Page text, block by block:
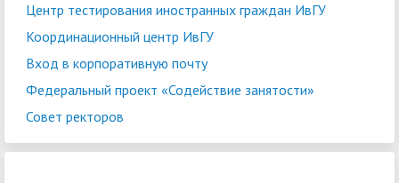
Центр тестирования иностранных граждан ИвГУ
Координационный центр ИвГУ
Вход в корпоративную почту
Федеральный проект «Содействие занятости»
Совет ректоров